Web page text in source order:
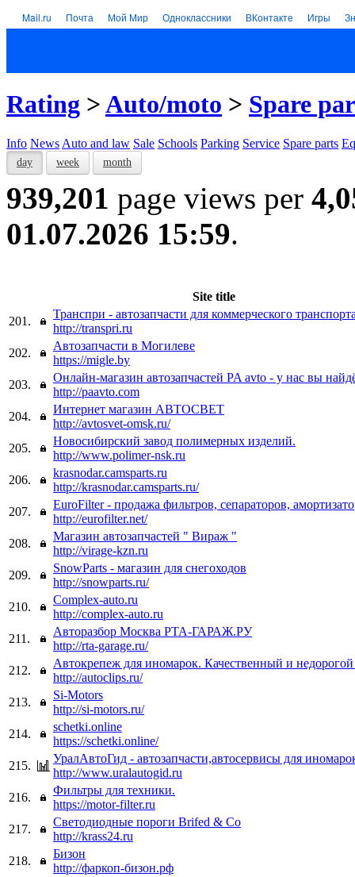
Mail.ru Почта Мой Мир Одноклассники ВКонтакте Игры
Rating >Auto/moto > Spare
Info News Auto and law Sale Schools Parking Service Spare parts
day week month
939,201 page views per
01.07.2026 15:59.
Site title
201.
Транспри - автозапчасти для коммерческого
http://transpri.ru
202.
Автозапчасти в Могилеве
https://migle.by
203.
Онлайн-магазин автозапчастей PA avto - у нас вы
http://paavto.com
204.
Интернет магазин АВТОСВЕТ
http://avtosvet-omsk.ru/
205.
Новосибирский завод полимерных изделий.
http://www.polimer-nsk.ru
206.
krasnodar.camsparts.ru
http://krasnodar.camsparts.ru/
207.
EuroFilter - продажа фильтров, сепараторов,
http://eurofilter.net/
208.
Магазин автозапчастей " Вираж "
http://virage-kzn.ru
209.
SnowParts - магазин для снегоходов
http://snowparts.ru/
210.
Complex-auto.ru
http://complex-auto.ru
211.
Авторазбор Москва РТА-ГАРАЖ.РУ
http://rta-garage.ru/
212.
Автокрепеж для иномарок. Качественный и
http://autoclips.ru/
213.
Si-Motors
http://si-motors.ru/
214.
schetki.online
https://schetki.online/
215.
УралАвтоГид - автозапчасти,автосервисы для
http://www.uralautogid.ru
216.
Фильтры для техники.
https://motor-filter.ru
217.
Светодиодные пороги Brifed & Co
http://krass24.ru
218.
Бизон
http://фаркоп-бизон.рф